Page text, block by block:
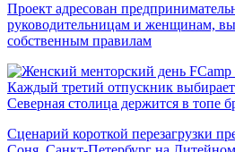
Проект адресован
руководительницам и женщинам,
собственным правилам
Каждый третий отпускник выбирает
Северная столица держится в топе
Сценарий короткой перезагрузки